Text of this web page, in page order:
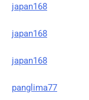
japan168
japan168
japan168
panglima77